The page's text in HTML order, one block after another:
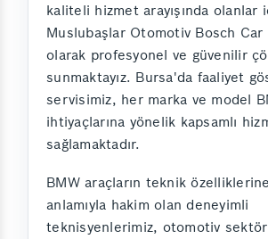
kaliteli hizmet arayışında olanlar
Muslubaşlar Otomotiv Bosch Car
olarak profesyonel ve güvenilir
sunmaktayız. Bursa'da faaliyet
servisimiz, her marka ve model
ihtiyaçlarına yönelik kapsamlı
sağlamaktadır.
BMW araçların teknik
anlamıyla hakim olan deneyimli
teknisyenlerimiz, otomotiv